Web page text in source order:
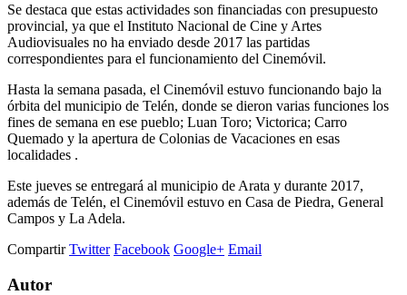
Se destaca que estas actividades son financiadas con presupuesto
provincial, ya que el Instituto Nacional de Cine y Artes
Audiovisuales no ha enviado desde 2017 las partidas
correspondientes para el funcionamiento del Cinemóvil.
Hasta la semana pasada, el Cinemóvil estuvo funcionando bajo la
órbita del municipio de Telén, donde se dieron varias funciones los
fines de semana en ese pueblo; Luan Toro; Victorica; Carro
Quemado y la apertura de Colonias de Vacaciones en esas
localidades .
Este jueves se entregará al municipio de Arata y durante 2017,
además de Telén, el Cinemóvil estuvo en Casa de Piedra, General
Campos y La Adela.
Compartir Twitter Facebook Google+ Email
Autor